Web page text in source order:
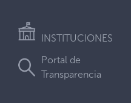
INSTITUCIONES
Portal de
Transparencia